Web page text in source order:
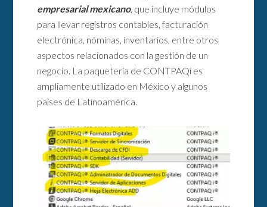
empresarial mexicano, que incluye módulos
para llevar registros contables, facturación
electrónica, nóminas, inventarios, entre otros
aspectos relacionados con la gestión de un
negocio. La paquetería de CONTPAQi es
ampliamente utilizado en México y algunos
países de Latinoamérica.